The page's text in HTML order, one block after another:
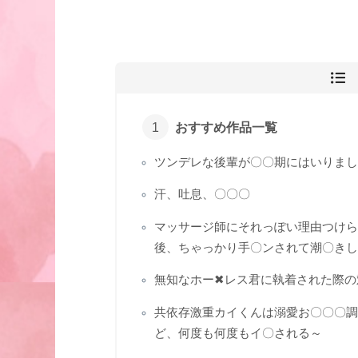
おすすめ作品一覧
ツンデレな後輩が〇〇期にはいりま
汗、吐息、〇〇〇
マッサージ師にそれっぽい理由つけ
後、ちゃっかり手〇ンされて潮〇き
無知なホー✖レス君に執着された際
共依存激重カイくんは溺愛お〇〇〇
ど、何度も何度もイ〇される～